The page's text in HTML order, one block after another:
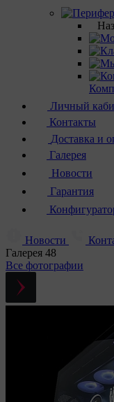
Личный
Контакты
Доставка и
Галерея
Новости
Гарантия
Новости
Галерея 48
Все фотографии